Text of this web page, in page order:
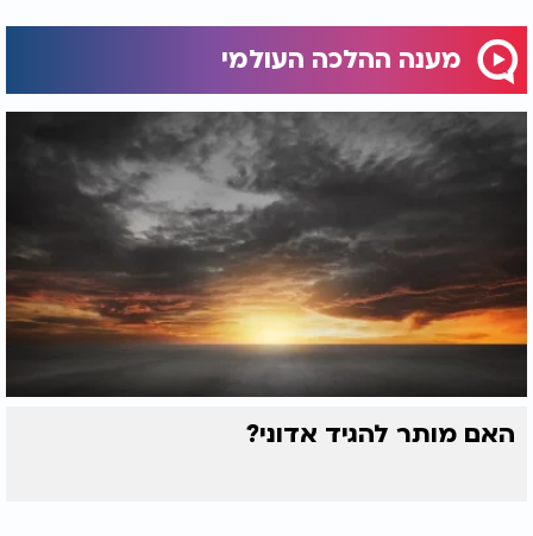
מענה ההלכה העולמי
האם מותר להגיד אדוני?